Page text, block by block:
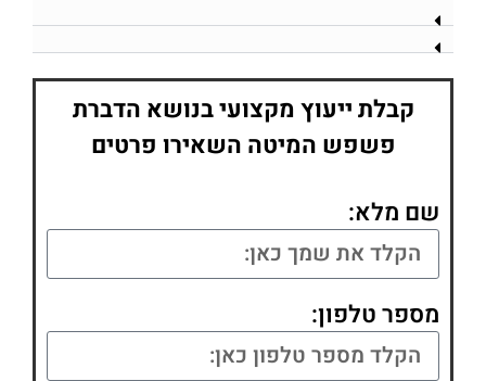
קבלת ייעוץ מקצועי בנושא הדברת
פשפש המיטה השאירו פרטים
שם מלא:
מספר טלפון: